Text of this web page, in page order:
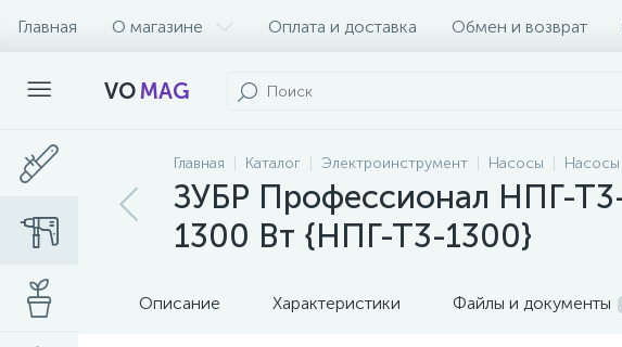
Главная О магазине Оплата и доставка Обмен и возврат
VOMAG
Главная Каталог Электроинструмент Насосы Насосы
ЗУБР Профессионал НПГ-
1300 Вт {НПГ-Т3-1300}
Описание Характеристики Файлы и документы